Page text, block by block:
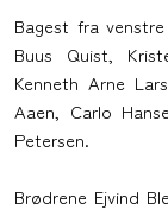
Bagest fra
Buus Quist,
Kenneth Arne
Aaen, Carlo
Petersen.
Brødrene Ejvind